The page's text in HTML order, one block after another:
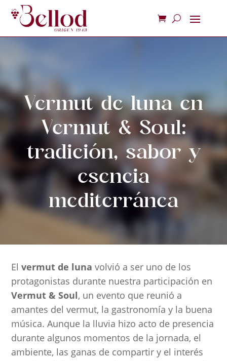
Vermut de luna en
Vermut & Soul:
tradición, sabor y
esencia
mediterránea
El vermut de luna volvió a ser uno de los
protagonistas durante nuestra participación en
Vermut & Soul, un evento que reunió a
amantes del vermut, la gastronomía y la buena
música. Aunque la lluvia hizo acto de presencia
durante algunos momentos de la jornada, el
ambiente, las ganas de compartir y el interés